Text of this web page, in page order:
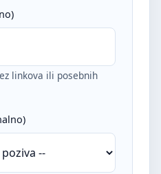
linkova ili posebnih